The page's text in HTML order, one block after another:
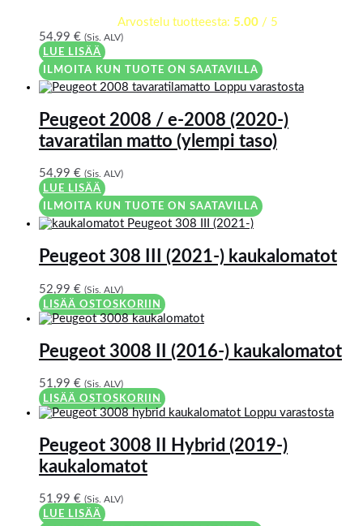
Arvostelu tuotteesta: 5.00 / 5
54,99 € (Sis. ALV)
LUE LISÄÄ
ILMOITA KUN TUOTE ON SAATAVILLA
Loppu varastosta
Peugeot 2008 / e-2008 (2020-)
tavaratilan matto (ylempi taso)
54,99 € (Sis. ALV)
LUE LISÄÄ
ILMOITA KUN TUOTE ON SAATAVILLA
Peugeot 308 III (2021-) kaukalomatot
52,99 € (Sis. ALV)
LISÄÄ OSTOSKORIIN
Peugeot 3008 II (2016-) kaukalomatot
51,99 € (Sis. ALV)
LISÄÄ OSTOSKORIIN
Loppu varastosta
Peugeot 3008 II Hybrid (2019-)
kaukalomatot
51,99 € (Sis. ALV)
LUE LISÄÄ